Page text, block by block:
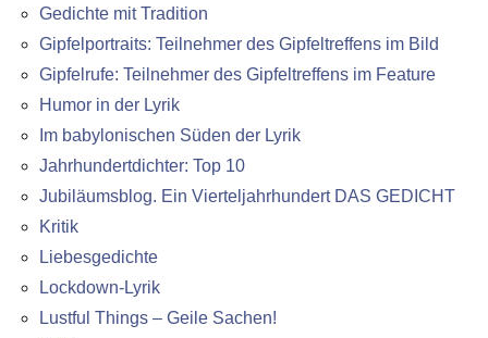
Gedichte mit Tradition
Gipfelportraits: Teilnehmer des Gipfeltreffens im Bild
Gipfelrufe: Teilnehmer des Gipfeltreffens im Feature
Humor in der Lyrik
Im babylonischen Süden der Lyrik
Jahrhundertdichter: Top 10
Jubiläumsblog. Ein Vierteljahrhundert DAS GEDICHT
Kritik
Liebesgedichte
Lockdown-Lyrik
Lustful Things – Geile Sachen!